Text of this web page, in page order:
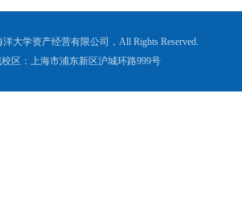
大学资产经营有限公司，All Rights Reserved.
区：上海市浦东新区沪城环路999号